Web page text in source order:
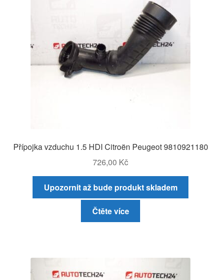
Přípojka vzduchu 1.5 HDI Citroën Peugeot 9810921180
726,00 Kč
Upozornit až bude produkt skladem
Čtěte více